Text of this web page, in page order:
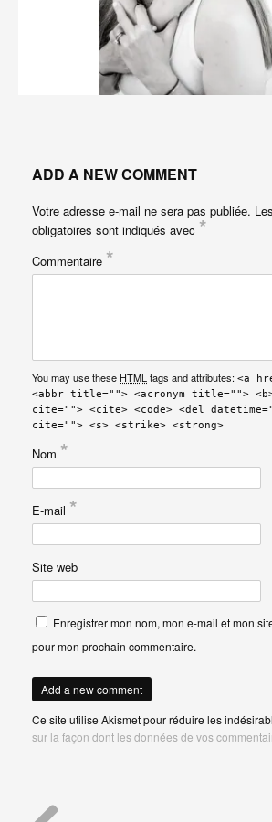
ADD A NEW COMMENT
Votre adresse e-mail ne sera pas publiée.
obligatoires sont indiqués avec *
Commentaire *
You may use these HTMLtags and attributes: <a
<abbr title=""> <acronym title="">
cite=""> <cite> <code> <del
cite=""> <s> <strike> <strong>
Nom *
E-mail *
Site web
Enregistrer mon nom, mon e-mail et mon
pour mon prochain commentaire.
Ce site utilise Akismet pour réduire les
sur la façon dont les données de vos